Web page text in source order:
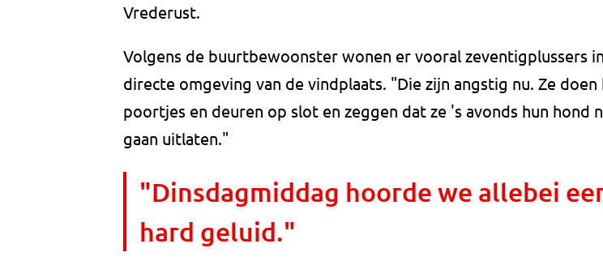
Vrederust.
Volgens de buurtbewoonster wonen er vooral zeventigplussers
directe omgeving van de vindplaats. "Die zijn angstig nu. Ze doen
poortjes en deuren op slot en zeggen dat ze 's avonds hun hond
gaan uitlaten."
"Dinsdagmiddag hoorde we allebei
hard geluid."